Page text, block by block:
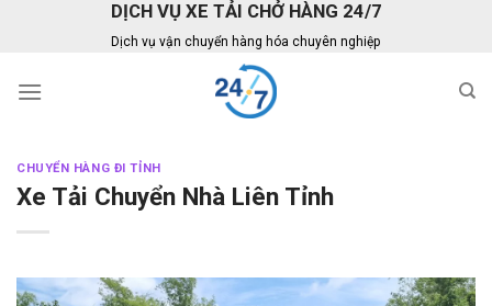
DỊCH VỤ XE TẢI CHỞ HÀNG 24/7
Dịch vụ vận chuyển hàng hóa chuyên nghiệp
CHUYỂN HÀNG ĐI TỈNH
Xe Tải Chuyển Nhà Liên Tỉnh